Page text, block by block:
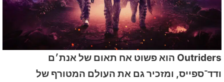
Outriders הוא פשוט אח תאום של אנת׳ם
ודד־ספייס, ומזכיר גם את העולם המטורף של